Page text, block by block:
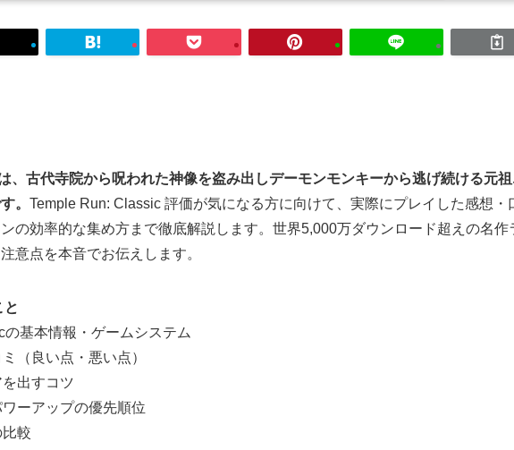
古代寺院から呪われた神像を盗み出しデーモンモンキーから逃げ続ける元
。 Temple Run: Classic 評価が気になる方に向けて、実際にプレイした感想・
の効率的な集め方まで徹底解説します。世界5,000万ダウンロード超えの名作
意点を本音でお伝えします。
と
の基本情報・ゲームシステム
（良い点・悪い点）
出すコツ
ーアップの優先順位
較